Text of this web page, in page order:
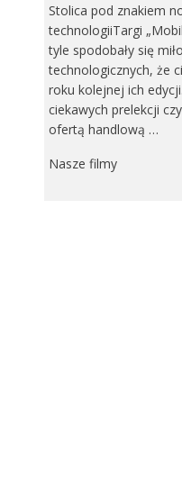
Stolica pod znakiem
technologiiTargi
tyle spodobały się
technologicznych, że
roku kolejnej ich
ciekawych prelekcji
ofertą handlową …
Nasze filmy